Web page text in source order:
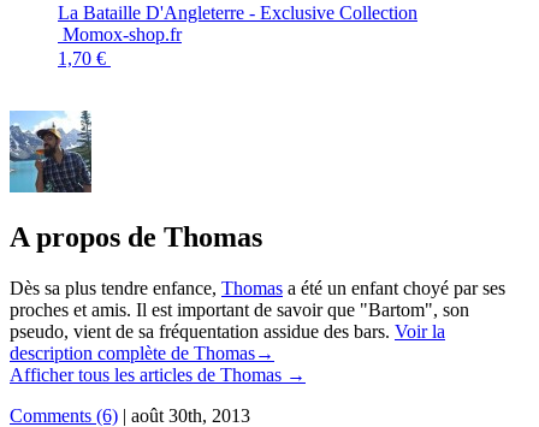
La Bataille D'Angleterre - Exclusive Collection
Momox-shop.fr
1,70 €
A propos de Thomas
Dès sa plus tendre enfance, Thomas a été un enfant choyé par ses
proches et amis. Il est important de savoir que "Bartom", son
pseudo, vient de sa fréquentation assidue des bars. Voir la
description complète de Thomas→
Afficher tous les articles de Thomas →
Comments (6) | août 30th, 2013